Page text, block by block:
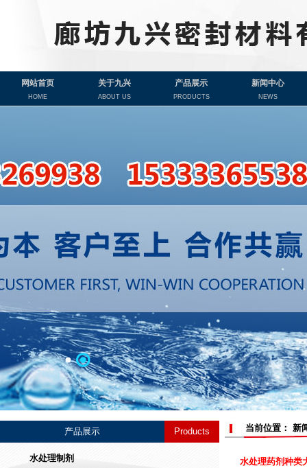
网站首页
HOME
关于九兴
ABOUT US
产品展示
PRODUCTS
新闻中心
NEWS
产品展示 Products
水处理制剂
当前位置： 新
水处理药剂种类